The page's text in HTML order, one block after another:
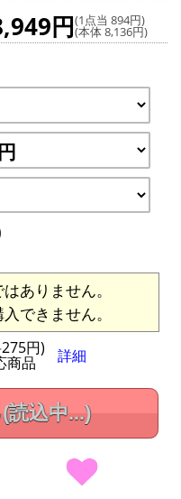
円(1点当 894円)
(本体 8,136円)
ありません。
できません。
円)
商品 詳細
(読込中...)